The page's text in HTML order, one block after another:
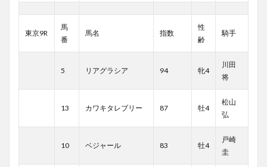
東京9R
馬
番
馬名 指数
性
齢
騎手
5 リアグラシア 94 牝4
川田
将
13 カワキタレブリー 87 牡4
松山
弘
10 ベジャール 83 牡4
戸崎
圭